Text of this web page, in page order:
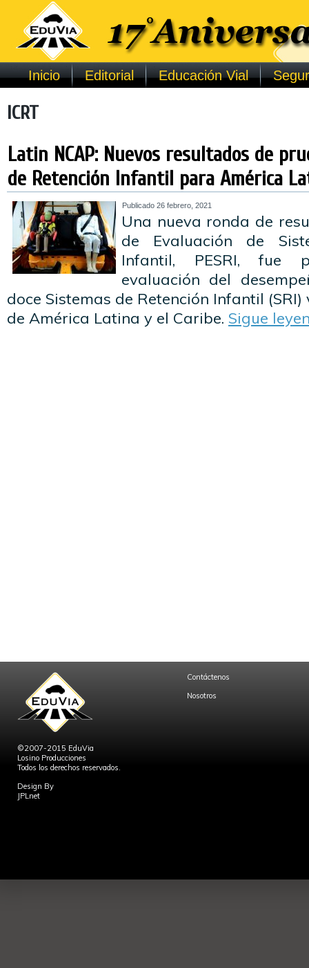
Inicio Editorial Educación Vial
ICRT
Latin NCAP: Nuevos resultados de
de Retención Infantil para América
Publicado 26 febrero, 2021
Una nueva ronda de
de Evaluación de
Infantil, PESRI, fue
evaluación del
doce Sistemas de Retención Infantil
de América Latina y el Caribe. Sigue
©2007-2015 EduVia
Losino Producciones
Todos los derechos reservados.
Design By
JPLnet
Contáctenos
Nosotros